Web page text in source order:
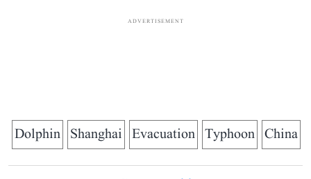
ADVERTISEMENT
China
Typhoon
Evacuation
Shanghai
Dolphin